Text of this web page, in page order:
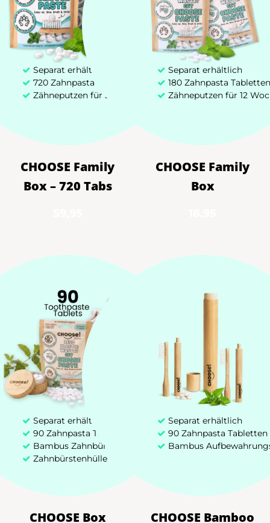
Separat erhältlich
720 Zahnpasta Tabletten
Zähneputzen für 52 Wochen
CHOOSE Family
Box – 720 Tabs
Separat erhältlich
180 Zahnpasta Tabletten
Zähneputzen für 12
CHOOSE Family
Box
Separat erhältlich
90 Zahnpasta Tabletten
Bambus Zahnbürste
Zahnbürstenhülle
CHOOSE Box
Separat erhältlich
90 Zahnpasta Tabletten
Bambus
CHOOSE Bamboo
Bambus Zahnbürste
Zakelijk Aanbod (B2B)
+31 85 00 03 829
hello@chooseteethcare.nl
St. Jacobstraat 123 -135
3511 BP Utrecht
Choose! @2026 Deutschland | Eigentum von CHOOSE TeethCare